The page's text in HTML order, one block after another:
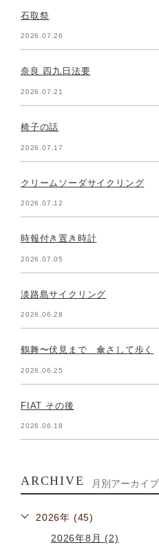
石取祭
2026.07.26
奈良 四九日法要
2026.07.21
椅子の話
2026.07.17
クリームソーダサイクリング
2026.07.12
時報付き置き時計
2026.07.05
淡路島サイクリング
2026.06.28
鶴舞〜伏見まで 傘さして歩く
2026.06.25
FIAT その後
2026.06.18
ARCHIVE 月別アーカイブ
2026年 (45)
2026年8月 (2)